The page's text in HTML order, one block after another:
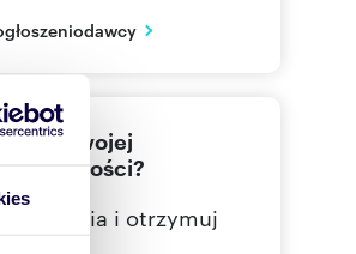
telefon
swojej
i otrzymuj